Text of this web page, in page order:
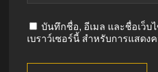
บันทึกชื่อ, อีเมล และชื่อเว็บ
เบราว์เซอร์นี้ สำหรับการแสดง